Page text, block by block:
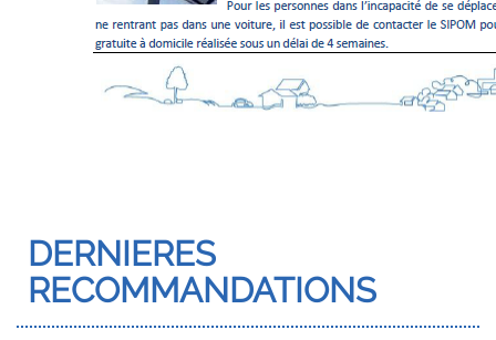
DERNIERES
RECOMMANDATIONS